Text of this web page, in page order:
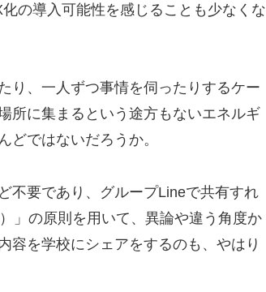
の導入可能性を感じることも少なくな
り、一人ずつ事情を伺ったりするケー
所に集まるという途方もないエネルギ
どではないだろうか。
不要であり、グループLineで共有すれ
」の原則を用いて、異論や違う角度か
容を学校にシェアをするのも、やはり